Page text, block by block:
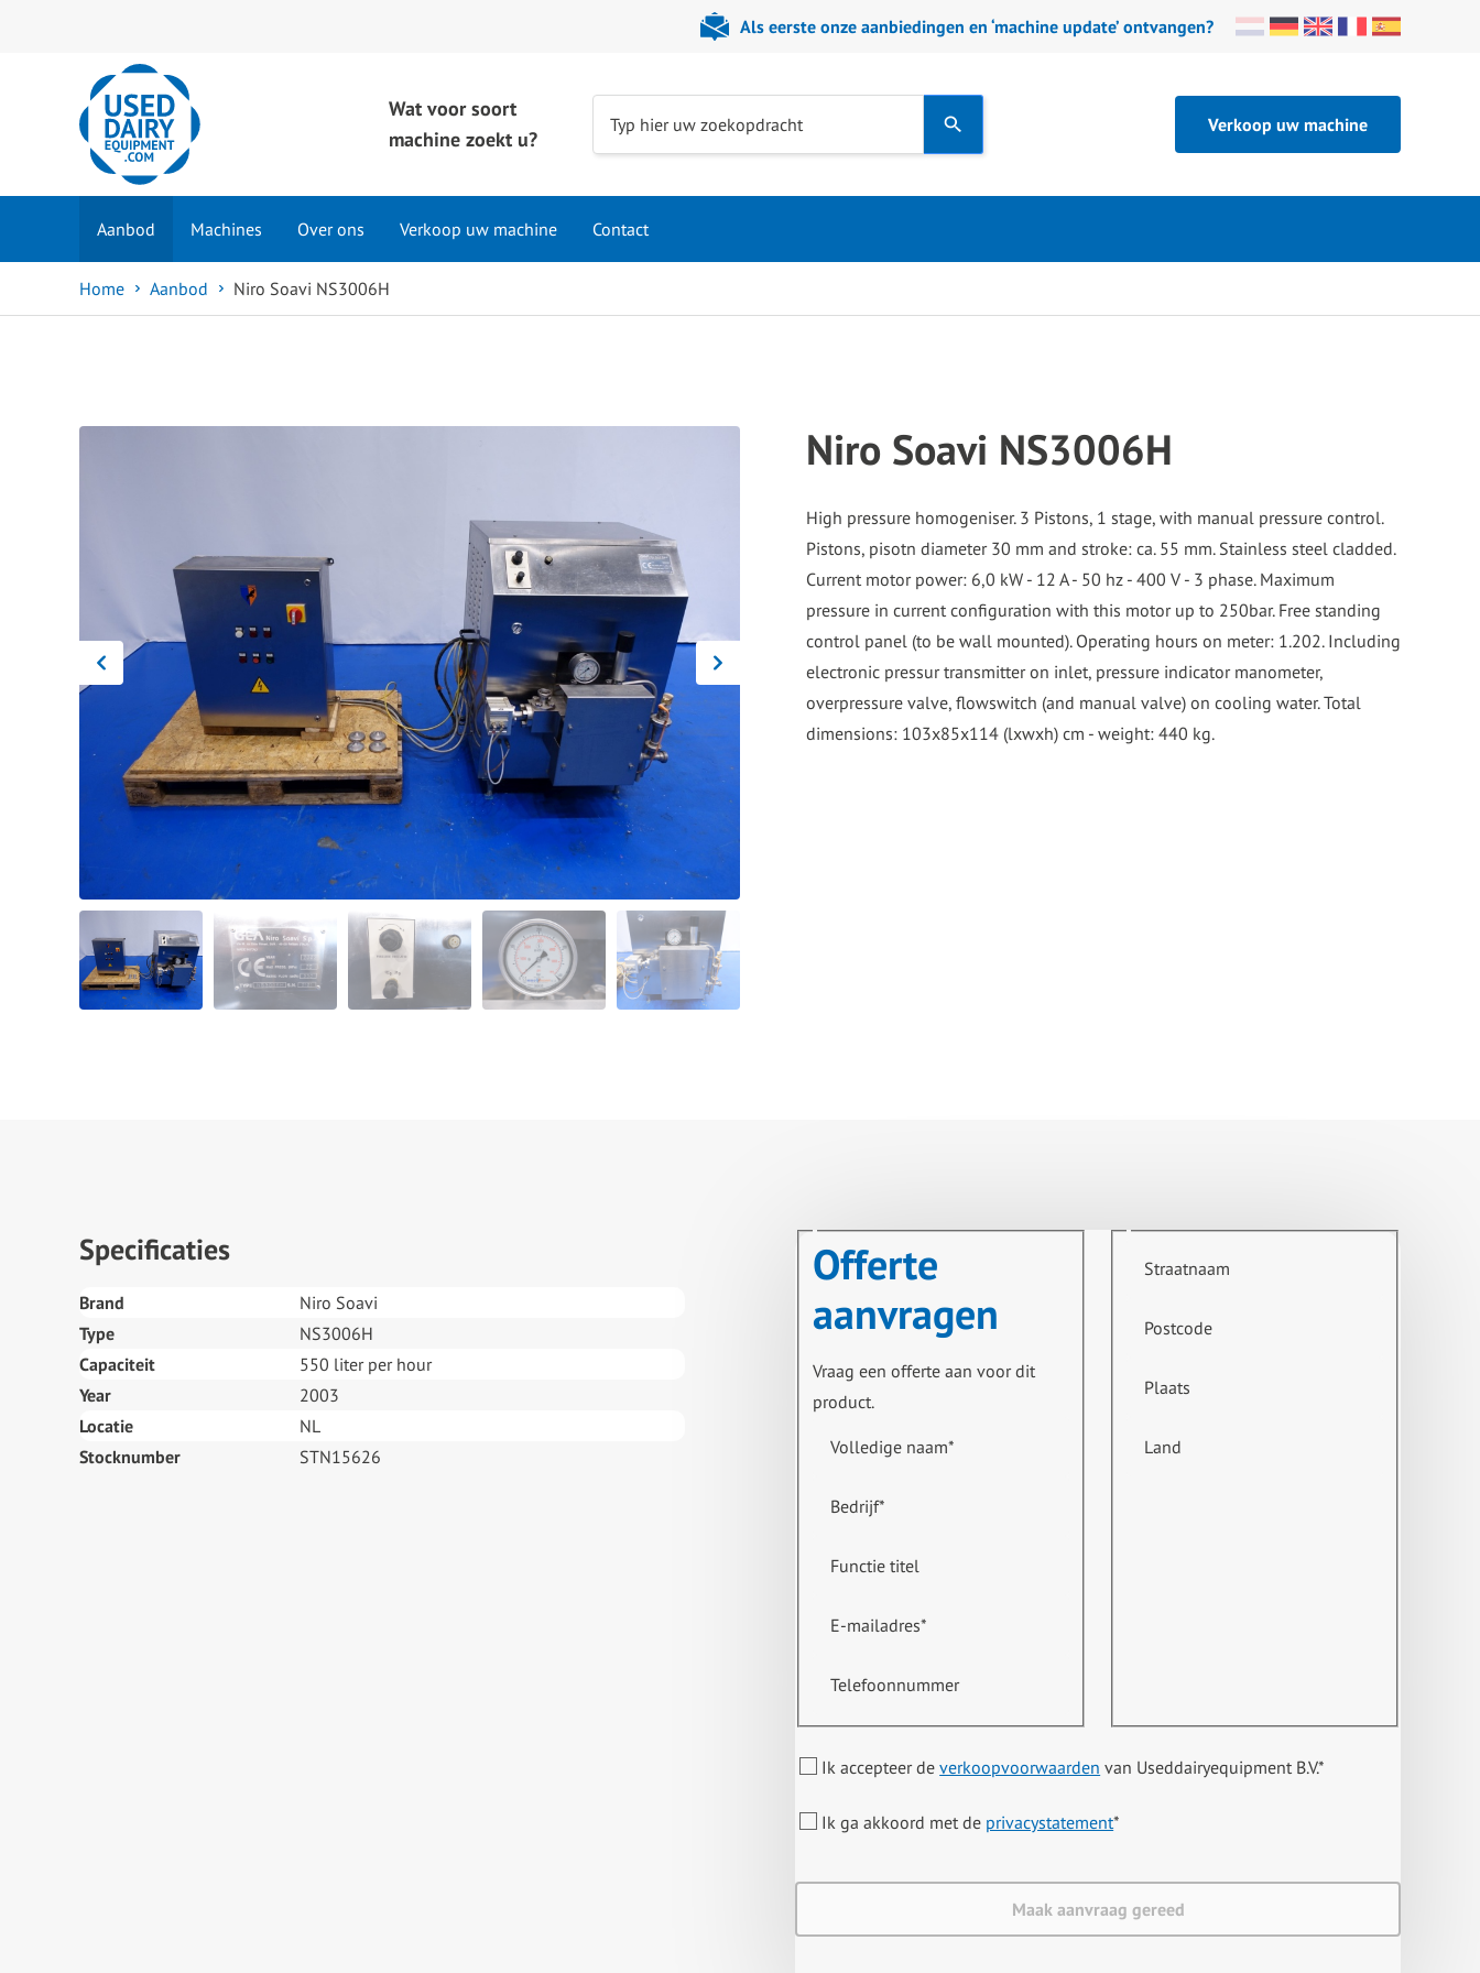
Als eerste onze aanbiedingen en ‘machine update’ ontvangen?
Wat voor soort
machine zoekt u?
Typ hier uw zoekopdracht
and
arrows
enter
the
selected
search
result.
Touch
device
Verkoop uw machine
Aanbod Machines Over ons Verkoop uw machine Contact
Home Aanbod Niro Soavi NS3006H
Niro Soavi NS3006H
High pressure homogeniser. 3 Pistons, 1 stage, with manual pressure control.
Pistons, pisotn diameter 30 mm and stroke: ca. 55 mm. Stainless steel cladded.
Current motor power: 6,0 kW - 12 A - 50 hz - 400 V - 3 phase. Maximum
pressure in current configuration with this motor up to 250bar. Free standing
control panel (to be wall mounted). Operating hours on meter: 1.202. Including
electronic pressur transmitter on inlet, pressure indicator manometer,
overpressure valve, flowswitch (and manual valve) on cooling water. Total
dimensions: 103x85x114 (lxwxh) cm - weight: 440 kg.
Specificaties
Brand
Niro Soavi
Type
NS3006H
Capaciteit
550 liter per hour
Year
2003
Locatie
NL
Stocknumber
STN15626
Offerte
aanvragen
Vraag een offerte aan voor dit
product.
Volledige naam*
Bedrijf*
Functie titel
E-mailadres*
Telefoonnummer
Straatnaam
Postcode
Plaats
Land
Ik accepteer deverkoopvoorwaarden van Useddairyequipment B.V.*
Ik ga akkoord met de privacystatement*
Maak aanvraag gereed